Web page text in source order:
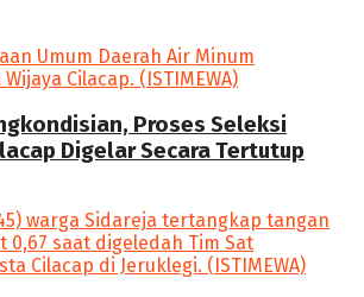
Proses Seleksi
Digelar Secara Tertutup